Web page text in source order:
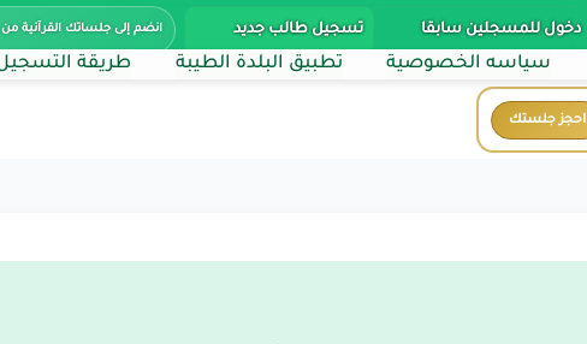
دخول للمسجلين سابقا تسجيل طالب جديد انضم إلى جلساتك القرآنية من
سياسه الخصوصية تطبيق البلدة الطيبة طريقة
احجز جلستك